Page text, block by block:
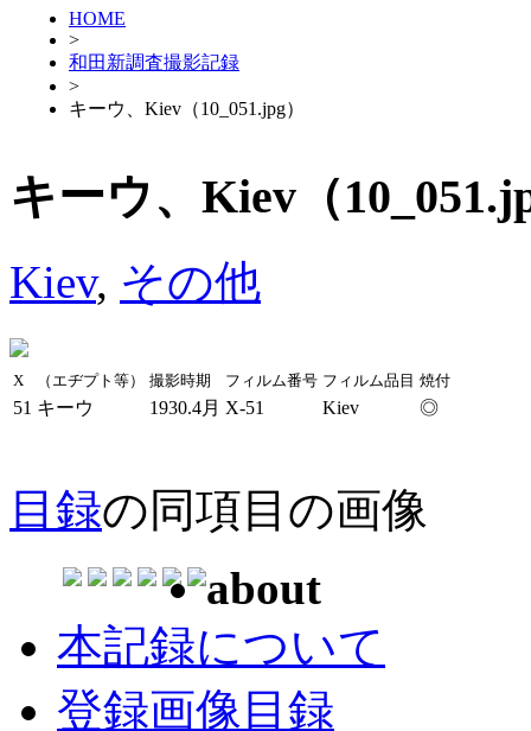
HOME
>
和田新調査撮影記録
>
キーウ、Kiev（10_051.jpg）
キーウ、Kiev（
Kiev, その他
X （エヂプト等） 撮影時期 フィルム番号 フィルム品目 焼付
51 キーウ 1930.4月 X-51 Kiev ◎
目録の同項目の画像
about
本記録について
登録画像目録